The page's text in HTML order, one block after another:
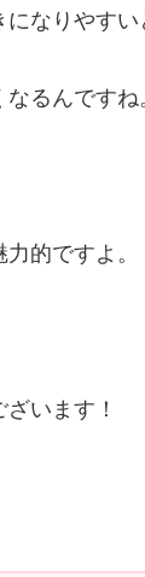
なりやすい
るんですね
的ですよ。
います！